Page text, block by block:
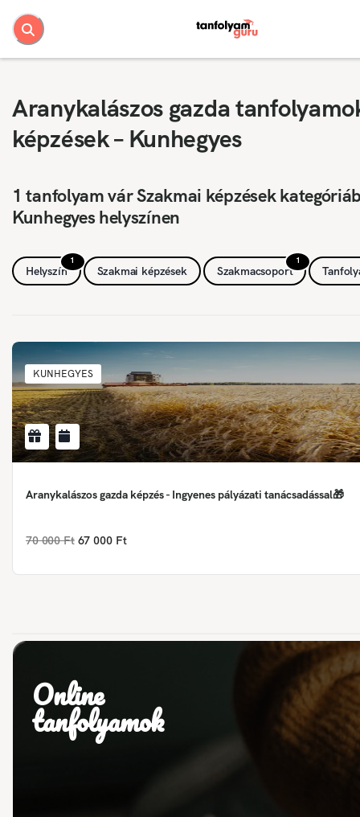
Aranykalászos gazda
képzések – Kunhegyes
1 tanfolyam vár Szakmai képzések
Kunhegyes helyszínen
1
Helyszín Szakmai képzések
1
Szakmacsoport
KUNHEGYES
Aranykalászos gazda képzés - Ingyenes pályázati tanácsadással🎁
70 000 Ft 67 000 Ft
Online
tanfolyamok